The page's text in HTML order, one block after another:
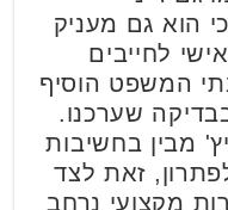
הוא גם מעניק
לחייבים
המשפט הוסיף
שערכנו.
מבין בחשיבות
זאת לצד
מקצועי נרחב